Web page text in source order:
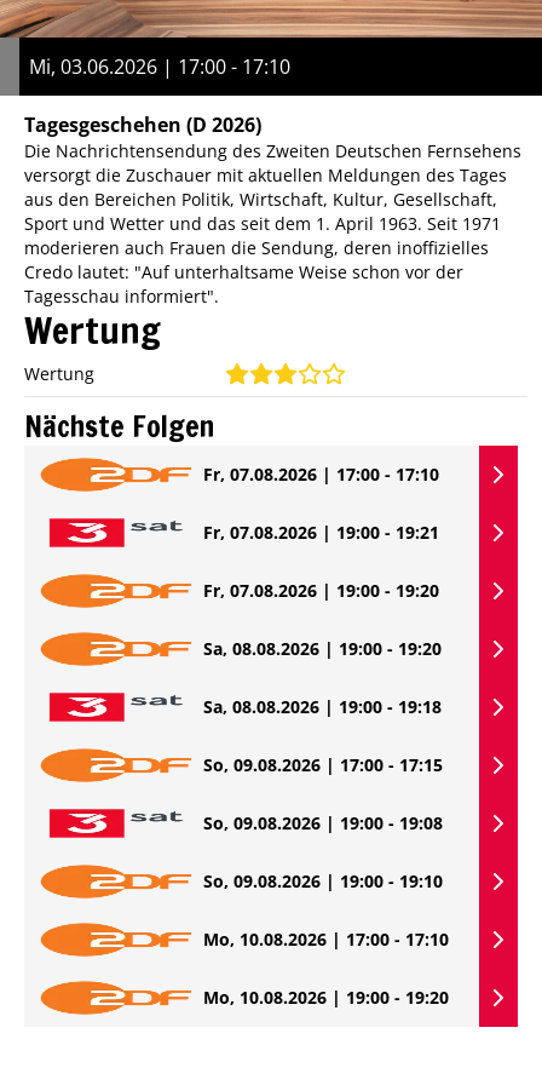
Mi, 03.06.2026 | 17:00 - 17:10
Tagesgeschehen (D 2026)
Die Nachrichtensendung des Zweiten Deutschen Fernsehens
versorgt die Zuschauer mit aktuellen Meldungen des Tages
aus den Bereichen Politik, Wirtschaft, Kultur, Gesellschaft,
Sport und Wetter und das seit dem 1. April 1963. Seit 1971
moderieren auch Frauen die Sendung, deren inoffizielles
Credo lautet: "Auf unterhaltsame Weise schon vor der
Tagesschau informiert".
Wertung
Wertung
Nächste Folgen
Fr, 07.08.2026 | 17:00 - 17:10
Fr, 07.08.2026 | 19:00 - 19:21
Fr, 07.08.2026 | 19:00 - 19:20
Sa, 08.08.2026 | 19:00 - 19:20
Sa, 08.08.2026 | 19:00 - 19:18
So, 09.08.2026 | 17:00 - 17:15
So, 09.08.2026 | 19:00 - 19:08
So, 09.08.2026 | 19:00 - 19:10
Mo, 10.08.2026 | 17:00 - 17:10
Mo, 10.08.2026 | 19:00 - 19:20